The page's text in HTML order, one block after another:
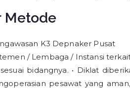
Metode
K3 Depnaker Pusat
/ Lembaga / Instansi
bidangnya. • Diklat
pesawat yang